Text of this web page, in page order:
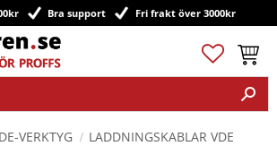
Bra support Fri frakt över 3000kr
Favoriter
VERKTYG LADDNINGSKABLAR VDE